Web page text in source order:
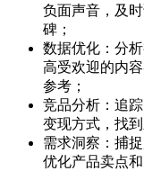
负面声音，及
碑；
数据优化：分
高受欢迎的内
参考；
竞品分析：追
变现方式，找
需求洞察：捕
优化产品卖点